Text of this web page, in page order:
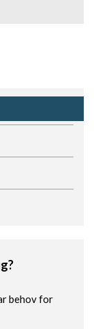
behov for